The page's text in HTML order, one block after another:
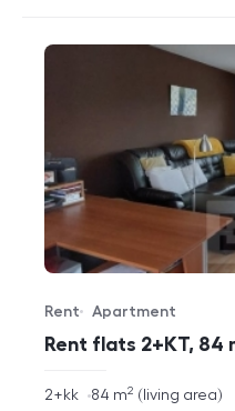
Rent flats 2+KT, 84
Offer type
Rent
Property type
Apartment
rozměry
2+kk living area
84 m2